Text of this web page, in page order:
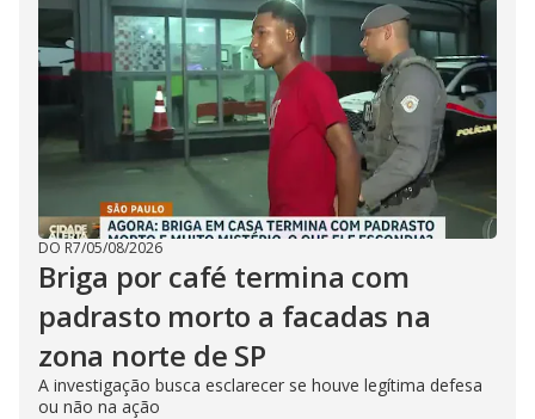
DO R7/05/08/2026
Briga por café termina com
padrasto morto a facadas na
zona norte de SP
A investigação busca esclarecer se houve legítima defesa
ou não na ação